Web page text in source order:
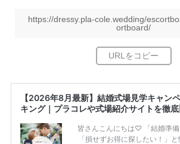
https://dressy.pla-cole.wedding/
ortboard/
【2026年8月最新】結婚式場見学キャン
キング｜プラコレや式場紹介サイトを徹
皆さんこんにちは♡ 「結婚準備
「損せずお得に探したい！」